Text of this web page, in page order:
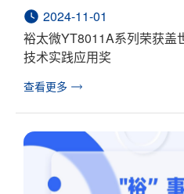
2024-11-01
裕太微YT8011A系列荣获盖
技术实践应用奖
查看更多